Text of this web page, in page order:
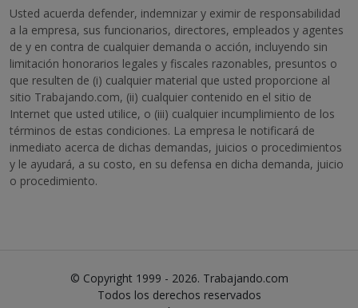
Usted acuerda defender, indemnizar y eximir de responsabilidad
a la empresa, sus funcionarios, directores, empleados y agentes
de y en contra de cualquier demanda o acción, incluyendo sin
limitación honorarios legales y fiscales razonables, presuntos o
que resulten de (i) cualquier material que usted proporcione al
sitio Trabajando.com, (ii) cualquier contenido en el sitio de
Internet que usted utilice, o (iii) cualquier incumplimiento de los
términos de estas condiciones. La empresa le notificará de
inmediato acerca de dichas demandas, juicios o procedimientos
y le ayudará, a su costo, en su defensa en dicha demanda, juicio
o procedimiento.
© Copyright 1999 - 2026. Trabajando.com
Todos los derechos reservados